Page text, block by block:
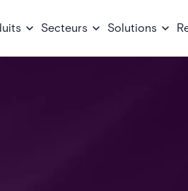
Secteurs Solutions